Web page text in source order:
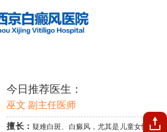
今日推荐医生：
巫文 副主任医师
擅长： 疑难白斑、白癜风，尤其是儿童女性、大